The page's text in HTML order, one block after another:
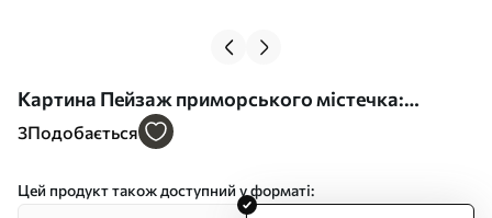
Картина Пейзаж приморського містечка:
імітація живопису Арт. s48675
3Подобається
Цей продукт також доступний у форматі: